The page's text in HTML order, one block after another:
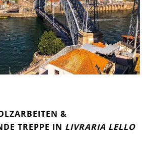
&
TREPPE IN LIVRARIA LELLO